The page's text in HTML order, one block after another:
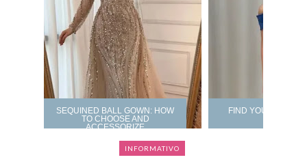
SEQUINED BALL GOWN: HOW
TO CHOOSE AND
ACCESSORIZE
FIND YOUR PROM
INFORMATIVO